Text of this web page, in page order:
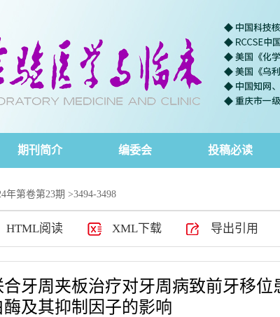
期刊简介 编委会 投稿必读
年第卷第23期 >3494-3498
HTML阅读 XML下载 导出引用
合牙周夹板治疗对牙周病致前牙移位
及其抑制因子的影响